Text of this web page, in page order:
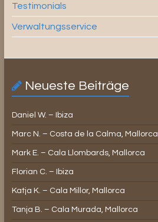
Testimonials
Verwaltungsservice
Neueste Beiträge
Daniel W. – Ibiza
Marc N. – Costa de la Calma, Mallorca
Mark E. – Cala Llombards, Mallorca
Florian C. – Ibiza
Katja K. – Cala Millor, Mallorca
Tanja B. – Cala Murada, Mallorca